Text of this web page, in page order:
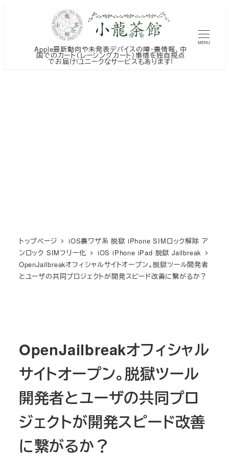
Apple最新動向や未発表デバイスの噂・裏情報、中
国でのカート（レーシングカート）事情を独自視点
でお届け!ユニークなサービスもあります!
MENU
トップページ
iOS裏ワザ系 脱獄 iPhone SIMロック解除 ア
ンロック SIMフリー化
iOS iPhone iPad 脱獄 Jailbreak
OpenJailbreakオフィシャルサイトオープン。脱獄ツール開発者
とユーザの共同プロジェクトが開発スピード改善に繋がるか？
OpenJailbreakオフィシャル
サイトオープン。脱獄ツール
開発者とユーザの共同プロ
ジェクトが開発スピード改善
に繋がるか？